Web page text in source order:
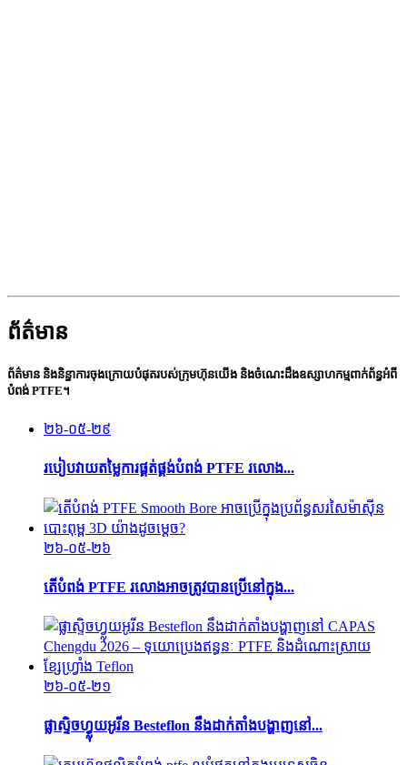
ព័ត៌មាន
ព័ត៌មាន និងនិន្នាការចុងក្រោយបំផុតរបស់ក្រុមហ៊ុនយើង និងចំណេះដឹងឧស្សាហកម្មពាក់ព័ន្ធអំពី
បំពង់ PTFE។
២៦-០៥-២៩
របៀបវាយតម្លៃការផ្គត់ផ្គង់បំពង់ PTFE រលោង...
២៦-០៥-២៦
តើបំពង់ PTFE រលោងអាចត្រូវបានប្រើនៅក្នុង...
២៦-០៥-២១
ផ្លាស្ទិចហ្វ្លុយអូរីន Besteflon នឹងដាក់តាំងបង្ហាញនៅ...